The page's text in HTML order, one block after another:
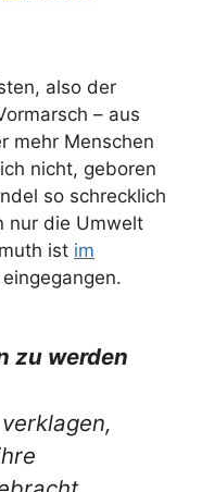
also der
– aus
mehr Menschen
nicht, geboren
so schrecklich
nur die Umwelt
ist im
zu werden